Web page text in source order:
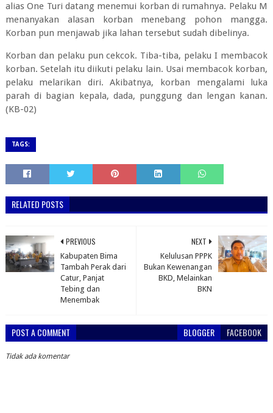
alias One Turi datang menemui korban di rumahnya. Pelaku M
menanyakan alasan korban menebang pohon mangga.
Korban pun menjawab jika lahan tersebut sudah dibelinya.
Korban dan pelaku pun cekcok. Tiba-tiba, pelaku I membacok
korban. Setelah itu diikuti pelaku lain. Usai membacok korban,
pelaku melarikan diri. Akibatnya, korban mengalami luka
parah di bagian kepala, dada, punggung dan lengan kanan.
(KB-02)
TAGS:
RELATED POSTS
NEXT
Kelulusan PPPK
Bukan Kewenangan
BKD, Melainkan
BKN
PREVIOUS
Kabupaten Bima
Tambah Perak dari
Catur, Panjat
Tebing dan
Menembak
POST A COMMENT BLOGGER FACEBOOK
Tidak ada komentar